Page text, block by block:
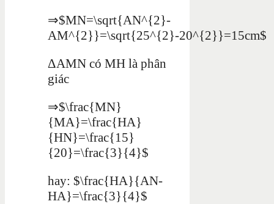
⇒$MN=\sqrt{AN^{2}-
AM^{2}}=\sqrt{25^{2}-20^{2}}=15cm$
ΔAMN có MH là phân
giác
⇒$\frac{MN}
{MA}=\frac{HA}
{HN}=\frac{15}
{20}=\frac{3}{4}$
hay: $\frac{HA}{AN-
HA}=\frac{3}{4}$